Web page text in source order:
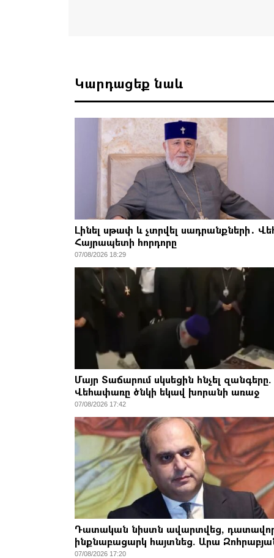
Կարդացեք նաև
Լինել սթափ և չտրվել սադրանքների․
Հայրապետի հորդորը
07/08/2026 18:29
Մայր Տաճարում սկսեցին հնչել զանգերը.
Վեհափառը ծնկի եկավ խորանի առաջ
07/08/2026 17:42
Դատական նիստն ավարտվեց,
ինքնաբացարկ հայտնեց. Արա
07/08/2026 17:20